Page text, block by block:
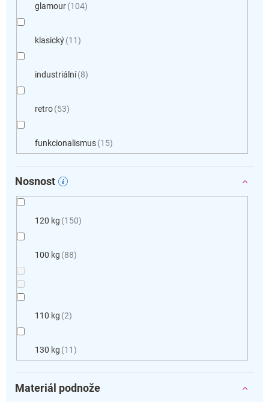
glamour 104
klasický 11
industriální 8
retro 53
funkcionalismus 15
Nosnost
120 kg 150
100 kg 88
110 kg 2
130 kg 11
Materiál podnože